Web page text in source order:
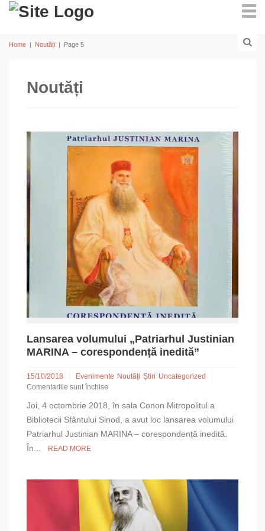
Home | Noutăți | Page 5
Noutăți
Lansarea volumului „Patriarhul Justinian
MARINA – corespondență inedită”
15/10/2018 Evenimente Noutăți Știri Uncategorized
Comentariile sunt închise
Lansarea
volumului
Justinian
MARINA
inedită”
Joi, 4 octombrie 2018, în sala Conon Mitropolitul a
Bibliotecii Sfântului Sinod, a avut loc lansarea volumului
Patriarhul Justinian MARINA – corespondență inedită.
În...
READ MORE